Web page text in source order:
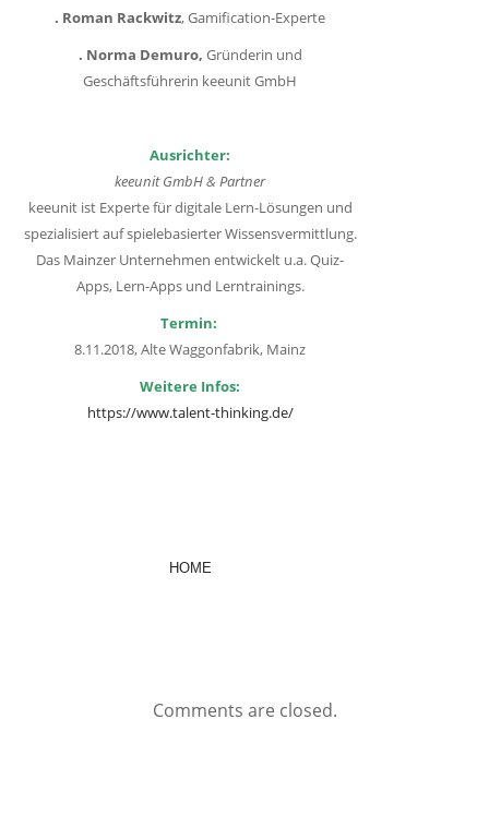
. Roman Rackwitz, Gamification-Experte
. Norma Demuro, Gründerin und
Geschäftsführerin keeunit GmbH
Ausrichter:
keeunit GmbH & Partner
keeunit ist Experte für digitale Lern-Lösungen und
spezialisiert auf spielebasierter Wissensvermittlung.
Das Mainzer Unternehmen entwickelt u.a. Quiz-
Apps, Lern-Apps und Lerntrainings.
Termin:
8.11.2018, Alte Waggonfabrik, Mainz
Weitere Infos:
https://www.talent-thinking.de/
HOME
Comments are closed.